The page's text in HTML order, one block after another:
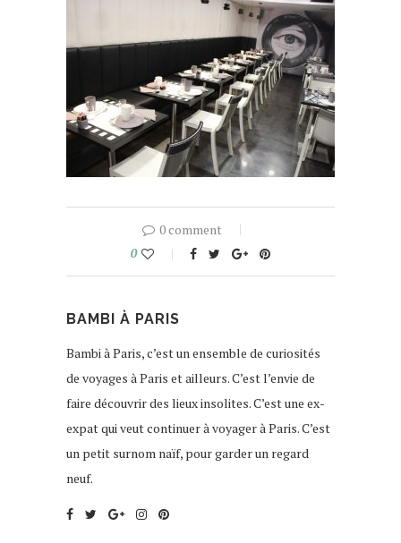
0 comment
0
BAMBI À PARIS
Bambi à Paris, c’est un ensemble de curiosités
de voyages à Paris et ailleurs. C’est l’envie de
faire découvrir des lieux insolites. C’est une ex-
expat qui veut continuer à voyager à Paris. C’est
un petit surnom naïf, pour garder un regard
neuf.